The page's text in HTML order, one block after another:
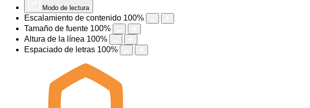
Modo de lectura
Escalamiento de contenido 100%
Tamaño de fuente 100%
Altura de la línea 100%
Espaciado de letras 100%